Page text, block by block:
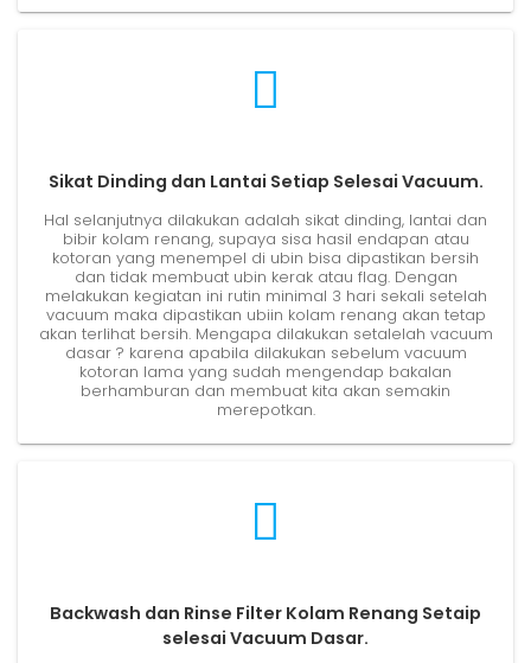
Sikat Dinding dan Lantai Setiap Selesai Vacuum.
Hal selanjutnya dilakukan adalah sikat dinding, lantai dan
bibir kolam renang, supaya sisa hasil endapan atau
kotoran yang menempel di ubin bisa dipastikan bersih
dan tidak membuat ubin kerak atau flag. Dengan
melakukan kegiatan ini rutin minimal 3 hari sekali setelah
vacuum maka dipastikan ubiin kolam renang akan tetap
akan terlihat bersih. Mengapa dilakukan setalelah vacuum
dasar ? karena apabila dilakukan sebelum vacuum
kotoran lama yang sudah mengendap bakalan
berhamburan dan membuat kita akan semakin
merepotkan.
Backwash dan Rinse Filter Kolam Renang Setaip
selesai Vacuum Dasar.